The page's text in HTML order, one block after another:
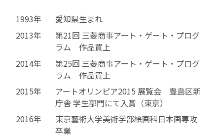
1993年
愛知県生まれ
2013年
第21回 三菱商事アート・ゲート・プログ
ラム 作品買上
2014年
第25回 三菱商事アート・ゲート・プログ
ラム 作品買上
2015年
アートオリンピア2015 展覧会 豊島区新
庁舎 学生部門にて入賞（東京）
2016年
東京藝術大学美術学部絵画科日本画専攻
卒業